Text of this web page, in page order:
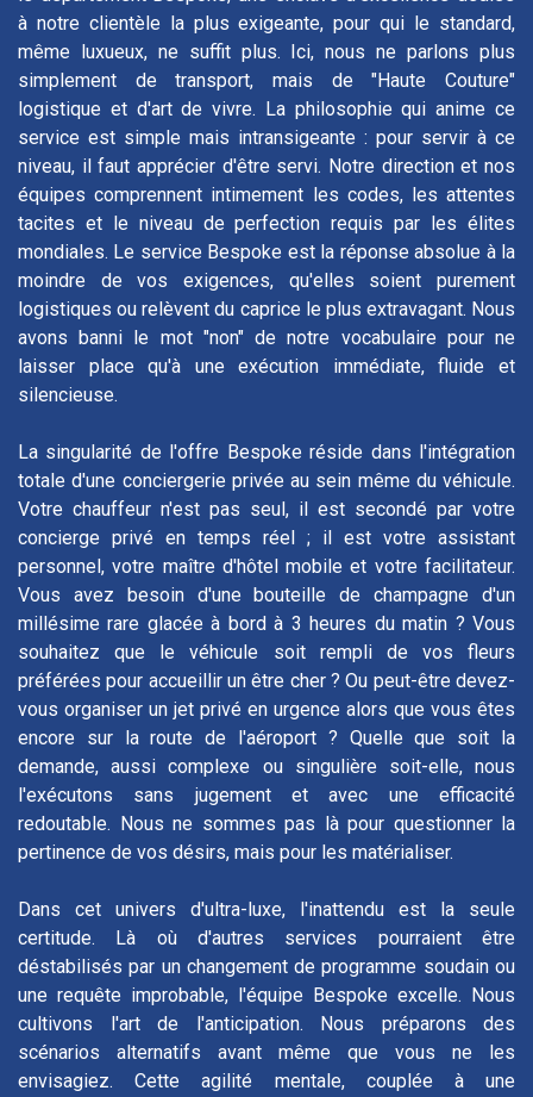
à notre clientèle la plus exigeante, pour qui le standard,
même luxueux, ne suffit plus. Ici, nous ne parlons plus
simplement de transport, mais de "Haute Couture"
logistique et d'art de vivre. La philosophie qui anime ce
service est simple mais intransigeante : pour servir à ce
niveau, il faut apprécier d'être servi. Notre direction et nos
équipes comprennent intimement les codes, les attentes
tacites et le niveau de perfection requis par les élites
mondiales. Le service Bespoke est la réponse absolue à la
moindre de vos exigences, qu'elles soient purement
logistiques ou relèvent du caprice le plus extravagant. Nous
avons banni le mot "non" de notre vocabulaire pour ne
laisser place qu'à une exécution immédiate, fluide et
silencieuse.
La singularité de l'offre Bespoke réside dans l'intégration
totale d'une conciergerie privée au sein même du véhicule.
Votre chauffeur n'est pas seul, il est secondé par votre
concierge privé en temps réel ; il est votre assistant
personnel, votre maître d'hôtel mobile et votre facilitateur.
Vous avez besoin d'une bouteille de champagne d'un
millésime rare glacée à bord à 3 heures du matin ? Vous
souhaitez que le véhicule soit rempli de vos fleurs
préférées pour accueillir un être cher ? Ou peut-être devez-
vous organiser un jet privé en urgence alors que vous êtes
encore sur la route de l'aéroport ? Quelle que soit la
demande, aussi complexe ou singulière soit-elle, nous
l'exécutons sans jugement et avec une efficacité
redoutable. Nous ne sommes pas là pour questionner la
pertinence de vos désirs, mais pour les matérialiser.
Dans cet univers d'ultra-luxe, l'inattendu est la seule
certitude. Là où d'autres services pourraient être
déstabilisés par un changement de programme soudain ou
une requête improbable, l'équipe Bespoke excelle. Nous
cultivons l'art de l'anticipation. Nous préparons des
scénarios alternatifs avant même que vous ne les
envisagiez. Cette agilité mentale, couplée à une